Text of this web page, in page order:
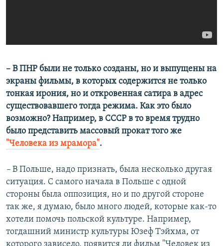
​– В ПНР были не только созданы, но и выпущены на
экраны фильмы, в которых содержится не только
тонкая ирония, но и откровенная сатира в адрес
существовавшего тогда режима. Как это было
возможно? Например, в СССР в то время трудно
было представить массовый прокат того же
"Человека из мрамора".
– В Польше, надо признать, была несколько другая
ситуация. С самого начала в Польше с одной
стороны была оппозиция, но и по другой стороне
так же, я думаю, было много людей, которые как-то
хотели помочь польской культуре. Например,
тогдашний министр культуры Юзеф Тэйхма, от